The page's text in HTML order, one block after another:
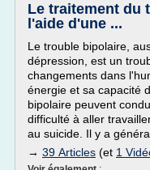
Le traitement du
l'aide d'une ...
Le trouble bipolaire,
dépression, est un
changements dans
énergie et sa capacité
bipolaire peuvent
difficulté à aller
au suicide. Il y a
→ 39 Articles (et 1